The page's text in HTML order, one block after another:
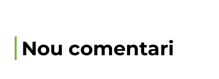
Nou comentari